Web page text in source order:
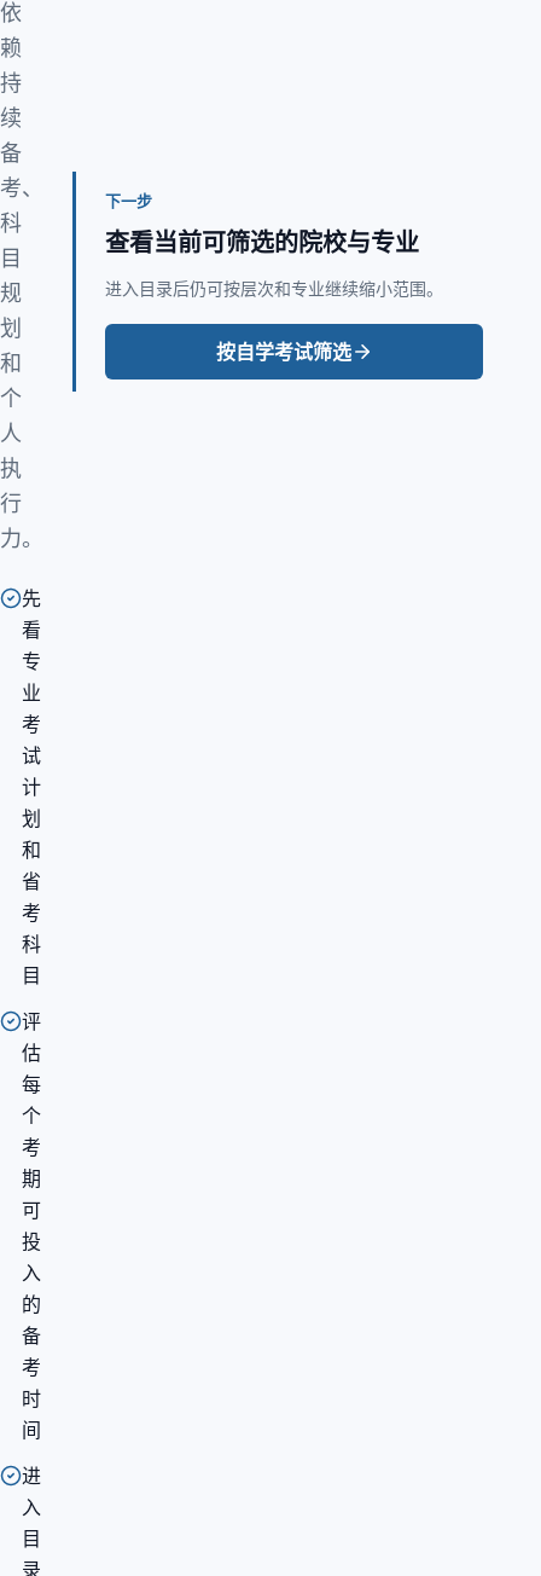
依
赖
持
续
备
考、
科
目
规
划
和
个
人
执
行
力。
先
看
专
业
考
试
计
划
和
省
考
科
目
评
估
每
个
考
期
可
投
入
的
备
考
时
间
进
入
目
录
下一步
查看当前可筛选的院校与专业
进入目录后仍可按层次和专业继续缩小范围。
按自学考试筛选